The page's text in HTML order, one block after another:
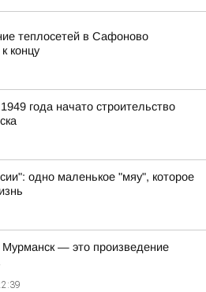
теплосетей в Сафоново
концу
года начато строительство
одно маленькое "мяу", которое
Мурманск — это произведение